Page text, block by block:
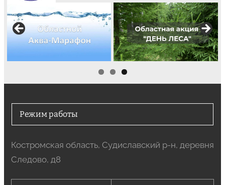
Режим работы
Костромская область, Судиславский р-н, деревня
Следово, д8